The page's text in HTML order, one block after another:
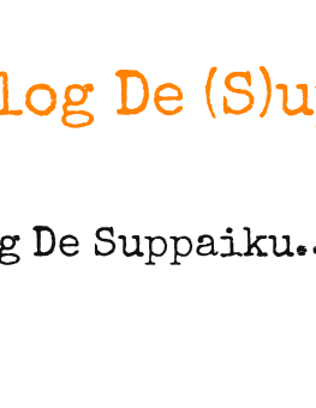
De
De